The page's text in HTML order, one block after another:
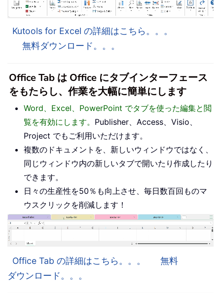
Kutools for Excel の詳細はこちら。。。
無料ダウンロード。。。
Office Tab は Office にタブインターフェース
をもたらし、作業を大幅に簡単にします
Word、Excel、PowerPoint でタブを使った編集と閲
覧を有効にします。 Publisher、Access、Visio、
Project でもご利用いただけます。
複数のドキュメントを、新しいウィンドウではなく、
同じウィンドウ内の新しいタブで開いたり作成したり
できます。
日々の生産性を50％も向上させ、毎日数百回ものマ
ウスクリックを削減します！
Office Tab の詳細はこちら。。。
無料
ダウンロード。。。